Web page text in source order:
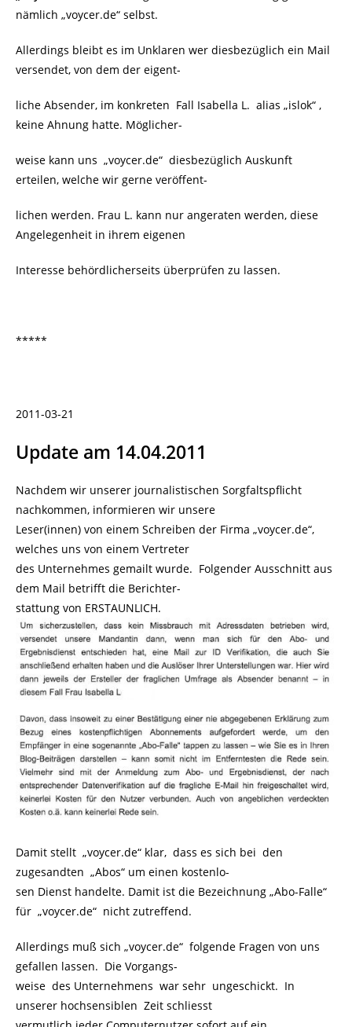
nämlich „voycer.de“ selbst.
Allerdings bleibt es im Unklaren wer diesbezüglich ein Mail
versendet, von dem der eigent-
liche Absender, im konkreten Fall Isabella L. alias „islok“ ,
keine Ahnung hatte. Möglicher-
weise kann uns „voycer.de“ diesbezüglich Auskunft
erteilen, welche wir gerne veröffent-
lichen werden. Frau L. kann nur angeraten werden, diese
Angelegenheit in ihrem eigenen
Interesse behördlicherseits überprüfen zu lassen.
*****
2011-03-21
Update am 14.04.2011
Nachdem wir unserer journalistischen Sorgfaltspflicht
nachkommen, informieren wir unsere
Leser(innen) von einem Schreiben der Firma „voycer.de“,
welches uns von einem Vertreter
des Unternehmes gemailt wurde. Folgender Ausschnitt aus
dem Mail betrifft die Berichter-
stattung von ERSTAUNLICH.
Damit stellt „voycer.de“ klar, dass es sich bei den
zugesandten „Abos“ um einen kostenlo-
sen Dienst handelte. Damit ist die Bezeichnung „Abo-Falle“
für „voycer.de“ nicht zutreffend.
Allerdings muß sich „voycer.de“ folgende Fragen von uns
gefallen lassen. Die Vorgangs-
weise des Unternehmens war sehr ungeschickt. In
unserer hochsensiblen Zeit schliesst